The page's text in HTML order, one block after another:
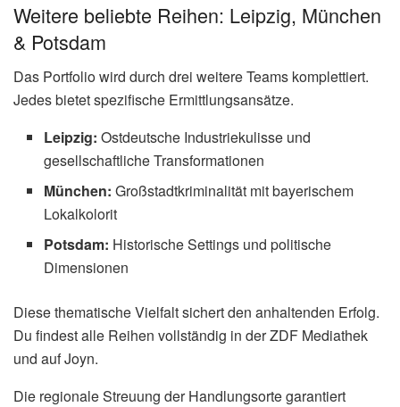
Weitere beliebte Reihen: Leipzig, München
& Potsdam
Das Portfolio wird durch drei weitere Teams komplettiert.
Jedes bietet spezifische Ermittlungsansätze.
Leipzig: Ostdeutsche Industriekulisse und
gesellschaftliche Transformationen
München: Großstadtkriminalität mit bayerischem
Lokalkolorit
Potsdam: Historische Settings und politische
Dimensionen
Diese thematische Vielfalt sichert den anhaltenden Erfolg.
Du findest alle Reihen vollständig in der ZDF Mediathek
und auf Joyn.
Die regionale Streuung der Handlungsorte garantiert